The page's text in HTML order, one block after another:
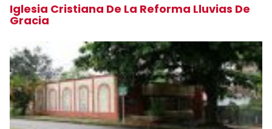
Iglesia Cristiana De La Reforma Lluvias De
Gracia